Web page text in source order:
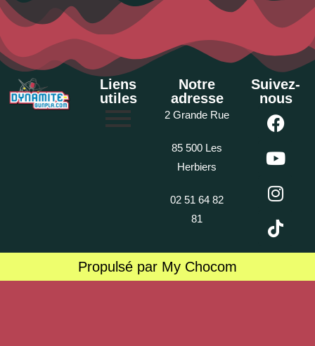
Liens
utiles
Notre
adresse
2 Grande Rue
85 500 Les
Herbiers
02 51 64 82
81
Suivez-
nous
Propulsé par My Chocom